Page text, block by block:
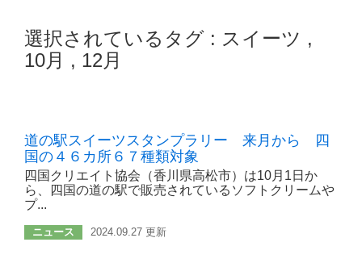
選択されているタグ : スイーツ ,
10月
, 12月
道の駅スイーツスタンプラリー 来月から 四
国の４６カ所６７種類対象
四国クリエイト協会（香川県高松市）は10月1日か
ら、四国の道の駅で販売されているソフトクリームや
プ...
ニュース 2024.09.27 更新